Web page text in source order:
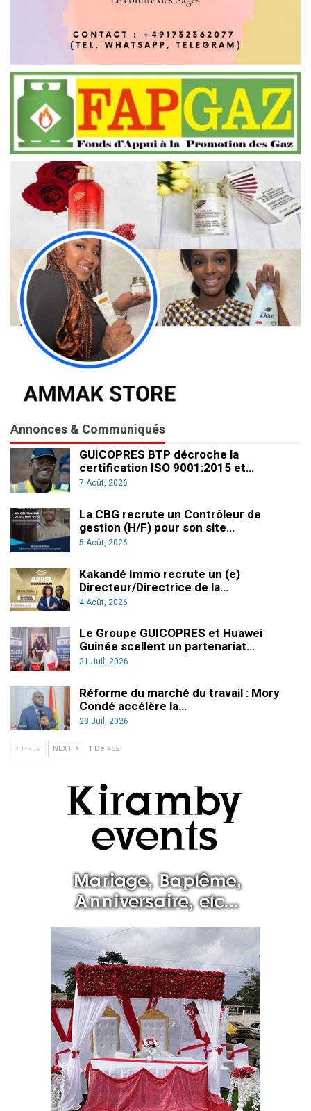
Annonces & Communiqués
GUICOPRES BTP décroche la
certification ISO 9001:2015 et…
7 Août, 2026
La CBG recrute un Contrôleur de
gestion (H/F) pour son site…
5 Août, 2026
Kakandé Immo recrute un (e)
Directeur/Directrice de la…
4 Août, 2026
Le Groupe GUICOPRES et Huawei
Guinée scellent un partenariat…
31 Juil, 2026
Réforme du marché du travail : Mory
Condé accélère la…
28 Juil, 2026
PREV NEXT 1 De 452